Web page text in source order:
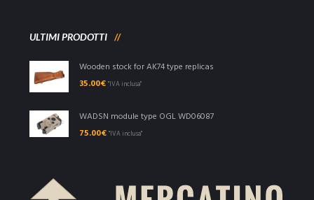
ULTIMI PRODOTTI
Wooden stock for AK74 type replicas
35.00€ "IVA inclusa"
WADSN module type OGL WD06087
75.00€ "IVA inclusa"